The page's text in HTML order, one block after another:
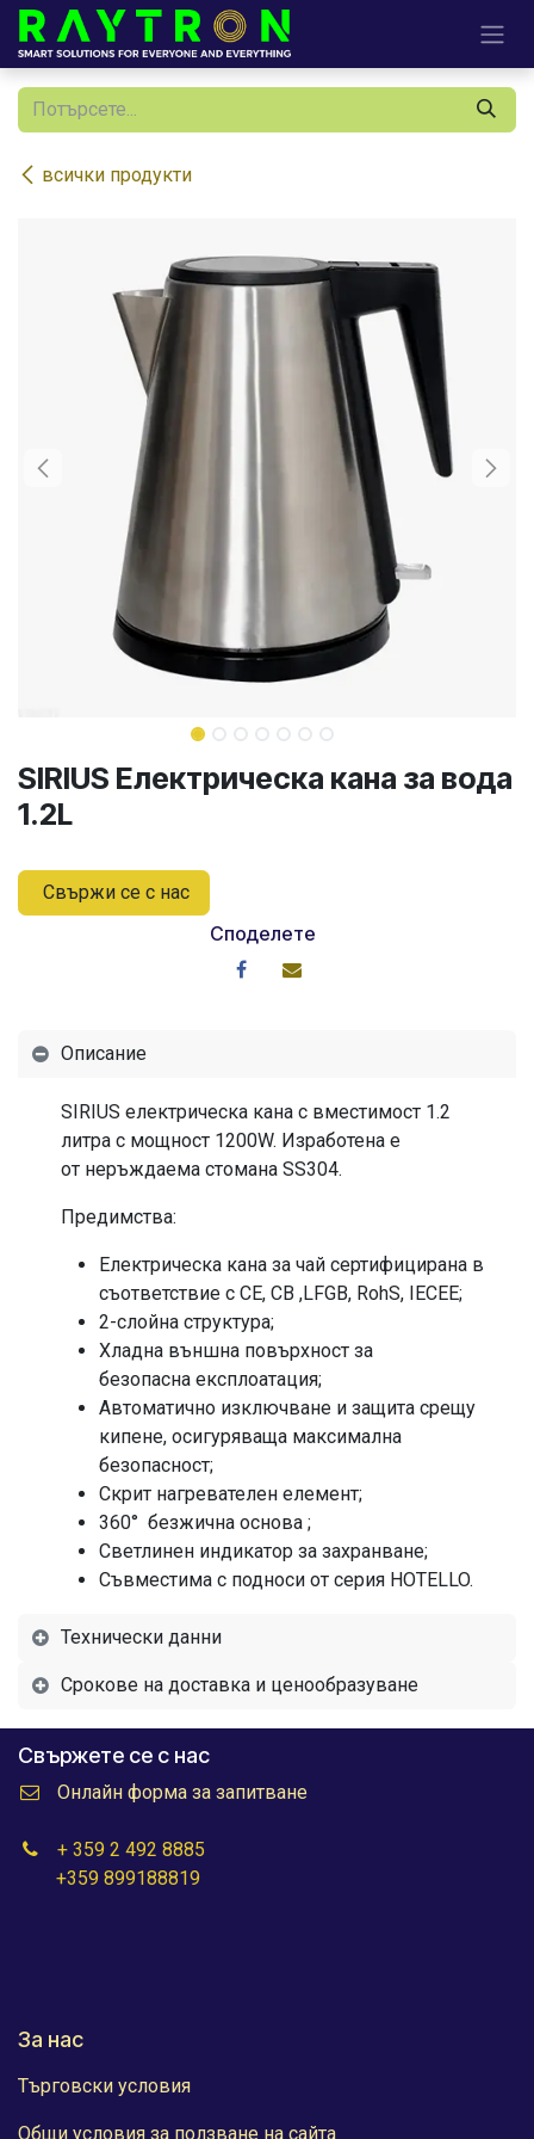
Преминете към съдържание
всички продукти
SIRIUS Електрическа кана за вода
1.2L
Свържи се с нас
Споделете
Описание
SIRIUS електрическа кана с вместимост 1.2
литра с мощност 1200W. Изработена е
от неръждаема стомана SS304.
Предимства:
Електрическа кана за чай сертифицирана в
съответствие с CE, CB ,LFGB, RohS, IECEE;
2-слойна структура;
Хладна външна повърхност за
безопасна експлоатация;
Автоматично изключване и защита срещу
кипене, осигуряваща максимална
безопасност;
Скрит нагревателен елемент;
360° безжична основа ;
Светлинен индикатор за захранване;
Съвместима с подноси от серия HOTELLO.
Технически данни
Срокове на доставка и ценообразуване
Свържете се с нас
Онлайн форма за запитване
+ 359 2 492 8885
+359 899188819
За нас
Търговски условия
Общи условия за ползване на сайта